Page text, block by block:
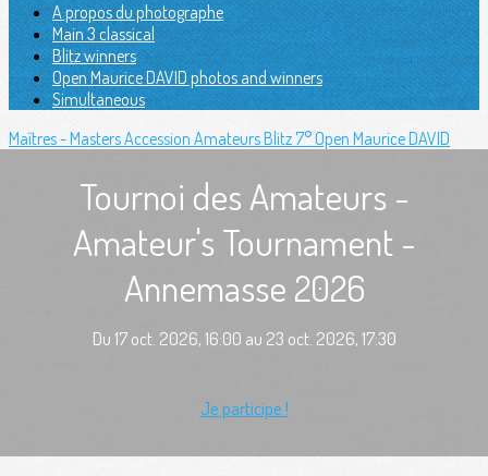
A propos du photographe
Main 3 classical
Blitz winners
Open Maurice DAVID photos and winners
Simultaneous
Maîtres - MastersAccession AmateursBlitz7° Open Maurice DAVID
Tournoi des Amateurs -
Amateur's Tournament -
Annemasse 2026
Du 17 oct. 2026, 16:00 au 23 oct. 2026, 17:30
Je participe !